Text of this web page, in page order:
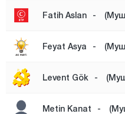
Сарыпынар
Узгёгур
Fatih Aslan -
Feyat Asya -
Levent Gök -
Metin Kanat -